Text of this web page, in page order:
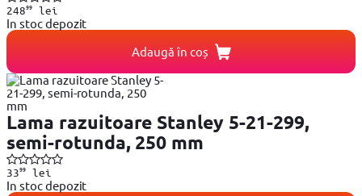
24899lei
In stoc depozit
Adaugă în coș
Lama razuitoare Stanley 5-21-299,
semi-rotunda, 250 mm
3399lei
In stoc depozit